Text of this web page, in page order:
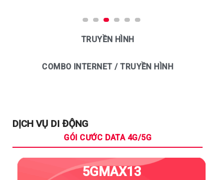
TRUYỀN HÌNH
COMBO INTERNET / TRUYỀN HÌNH
DỊCH VỤ DI ĐỘNG
GÓI CƯỚC DATA 4G/5G
5GMAX13